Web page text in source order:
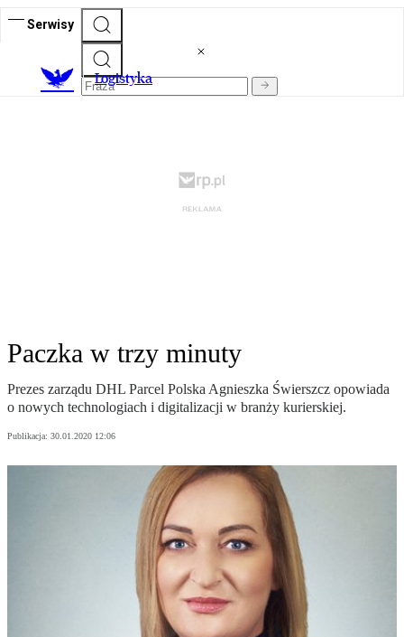
Serwisy
Logistyka
Paczka w trzy minuty
Prezes zarządu DHL Parcel Polska Agnieszka Świerszcz opowiada
o nowych technologiach i digitalizacji w branży kurierskiej.
Publikacja: 30.01.2020 12:06